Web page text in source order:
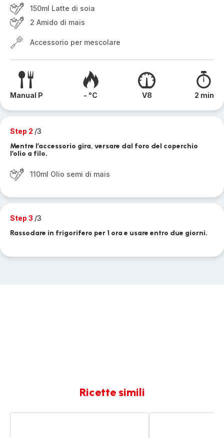
150ml Latte di soia
2 Amido di mais
Accessorio per mescolare
Manual P - °C V8 2 min
Step 2 /3
Mentre l’accessorio gira, versare dal foro del coperchio
l’olio a filo.
110ml Olio semi di mais
Step 3 /3
Rassodare in frigorifero per 1 ora e usare entro due giorni.
Ricette simili